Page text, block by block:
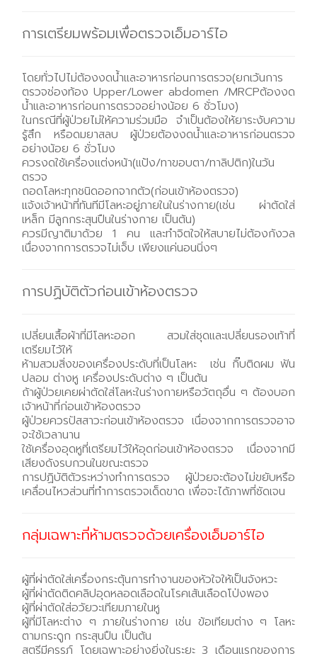
การเตรียมพร้อมเพื่อตรวจเอ็มอาร์ไอ
โดยทั่วไปไม่ต้องงดน้ำและอาหารก่อนการตรวจ(ยกเว้นการ
ตรวจช่องท้อง Upper/Lower abdomen /MRCPต้องงด
น้ำและอาหารก่อนการตรวจอย่างน้อย 6 ชั่วโมง)
ในกรณีที่ผู้ป่วยไม่ให้ความร่วมมือ จำเป็นต้องให้ยาระงับความ
รู้สึก หรือดมยาสลบ ผู้ป่วยต้องงดน้ำและอาหารก่อนตรวจ
อย่างน้อย 6 ชั่วโมง
ควรงดใช้เครื่องแต่งหน้า(แป้ง/ทาขอบตา/ทาลิปติก)ในวัน
ตรวจ
ถอดโลหะทุกชนิดออกจากตัว(ก่อนเข้าห้องตรวจ)
แจ้งเจ้าหน้าที่ทันทีมีโลหะอยู่ภายในในร่างกาย(เช่น ผ่าตัดใส่
เหล็ก มีลูกกระสุนปืนในร่างกาย เป็นต้น)
ควรมีญาติมาด้วย 1 คน และทำจิตใจให้สบายไม่ต้องกังวล
เนื่องจากการตรวจไม่เจ็บ เพียงแค่นอนนิ่งๆ
การปฏิบัติตัวก่อนเข้าห้องตรวจ
เปลี่ยนเสื้อผ้าที่มีโลหะออก สวมใส่ชุดและเปลี่ยนรองเท้าที่
เตรียมไว้ให้
ห้ามสวมสิ่งของเครื่องประดับที่เป็นโลหะ เช่น กิ๊บติดผม ฟัน
ปลอม ต่างหู เครื่องประดับต่าง ๆ เป็นต้น
ถ้าผู้ป่วยเคยผ่าตัดใส่โลหะในร่างกายหรือวัตถุอื่น ๆ ต้องบอก
เจ้าหน้าที่ก่อนเข้าห้องตรวจ
ผู้ป่วยควรปัสสาวะก่อนเข้าห้องตรวจ เนื่องจากการตรวจอาจ
จะใช้เวลานาน
ใช้เครื่องอุดหูที่เตรียมไว้ให้อุดก่อนเข้าห้องตรวจ เนื่องจากมี
เสียงดังรบกวนในขณะตรวจ
การปฏิบัติตัวระหว่างทำการตรวจ ผู้ป่วยจะต้องไม่ขยับหรือ
เคลื่อนไหวส่วนที่ทำการตรวจเด็ดขาด เพื่อจะได้ภาพที่ชัดเจน
กลุ่มเฉพาะที่ห้ามตรวจด้วยเครื่องเอ็มอาร์ไอ
ผู้ที่ผ่าตัดใส่เครื่องกระตุ้นการทำงานของหัวใจให้เป็นจังหวะ
ผู้ที่ผ่าตัดติดคลิปอุดหลอดเลือดในโรคเส้นเลือดโป่งพอง
ผู้ที่ผ่าตัดใส่อวัยวะเทียมภายในหู
ผู้ที่มีโลหะต่าง ๆ ภายในร่างกาย เช่น ข้อเทียมต่าง ๆ โลหะ
ตามกระดูก กระสุนปืน เป็นต้น
สตรีมีครรภ์ โดยเฉพาะอย่างยิ่งในระยะ 3 เดือนแรกของการ